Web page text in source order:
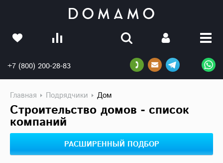
+7 (800) 200-28-83
Главная Подрядчики Дом
Строительство домов - список
компаний
РАСШИРЕННЫЙ ПОДБОР